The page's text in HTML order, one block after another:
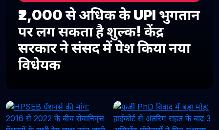
₹2,000 से अधिक के UPI भुगतान
पर लग सकता है शुल्क! केंद्र
सरकार ने संसद में पेश किया नया
विधेयक